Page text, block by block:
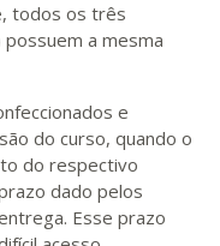
todos os três
a mesma
e
do curso, quando o
do respectivo
dado pelos
Esse prazo